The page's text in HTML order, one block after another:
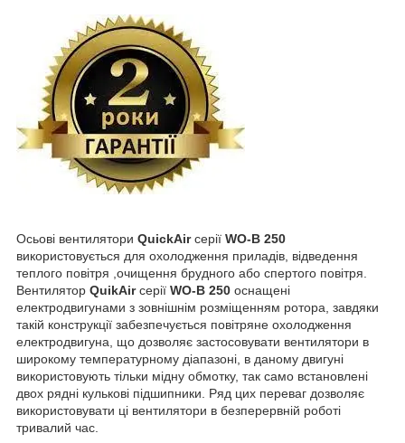
Осьові вентилятори QuickAirсерії WO-B 250
використовується для охолодження приладів, відведення
теплого повітря ,очищення брудного або спертого повітря.
Вентилятор QuikAirсерії WO-B 250 оснащені
електродвигунами з зовнішнім розміщенням ротора, завдяки
такій конструкції забезпечується повітряне охолодження
електродвигуна, що дозволяє застосовувати вентилятори в
широкому температурному діапазоні, в даному двигуні
використовують тільки мідну обмотку, так само встановлені
двох рядні кулькові підшипники. Ряд цих переваг дозволяє
використовувати ці вентилятори в безперервній роботі
тривалий час.